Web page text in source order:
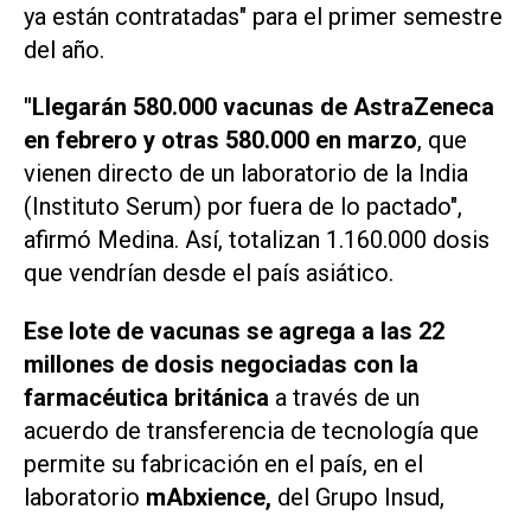
ya están contratadas" para el primer semestre
del año.
"Llegarán 580.000 vacunas de AstraZeneca
en febrero y otras 580.000 en marzo, que
vienen directo de un laboratorio de la India
(Instituto Serum) por fuera de lo pactado",
afirmó Medina. Así, totalizan 1.160.000 dosis
que vendrían desde el país asiático.
Ese lote de vacunas se agrega a las 22
millones de dosis negociadas con la
farmacéutica británica a través de un
acuerdo de transferencia de tecnología que
permite su fabricación en el país, en el
laboratorio mAbxience, del Grupo Insud,